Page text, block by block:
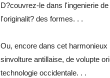
D?couvrez-le dans l'ingenierie
l'originalit? des formes. . .
Ou, encore dans cet
sinvolture antillaise, de volupte
technologie occidentale. . .